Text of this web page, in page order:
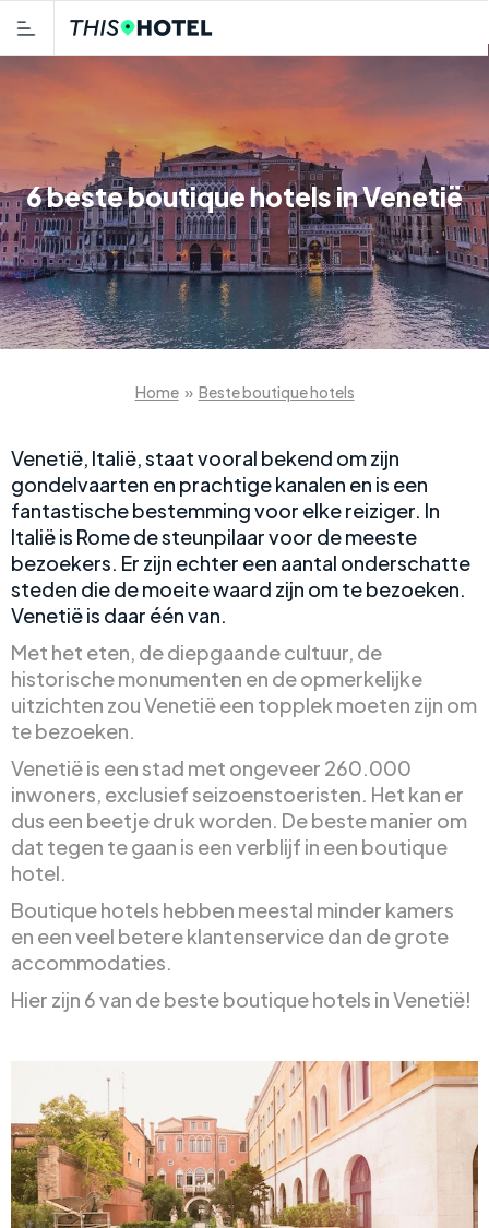
6 beste boutique hotels in Venetië
Home » Beste boutique hotels
Venetië, Italië, staat vooral bekend om zijn
gondelvaarten en prachtige kanalen en is een
fantastische bestemming voor elke reiziger. In
Italië is Rome de steunpilaar voor de meeste
bezoekers. Er zijn echter een aantal onderschatte
steden die de moeite waard zijn om te bezoeken.
Venetië is daar één van.
Met het eten, de diepgaande cultuur, de
historische monumenten en de opmerkelijke
uitzichten zou Venetië een topplek moeten zijn om
te bezoeken.
Venetië is een stad met ongeveer 260.000
inwoners, exclusief seizoenstoeristen. Het kan er
dus een beetje druk worden. De beste manier om
dat tegen te gaan is een verblijf in een boutique
hotel.
Boutique hotels hebben meestal minder kamers
en een veel betere klantenservice dan de grote
accommodaties.
Hier zijn 6 van de beste boutique hotels in Venetië!